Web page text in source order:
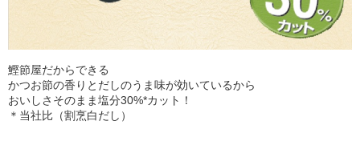
鰹節屋だからできる
かつお節の香りとだしのうま味が効いているから
おいしさそのまま塩分30%*カット！
＊当社比（割烹白だし）